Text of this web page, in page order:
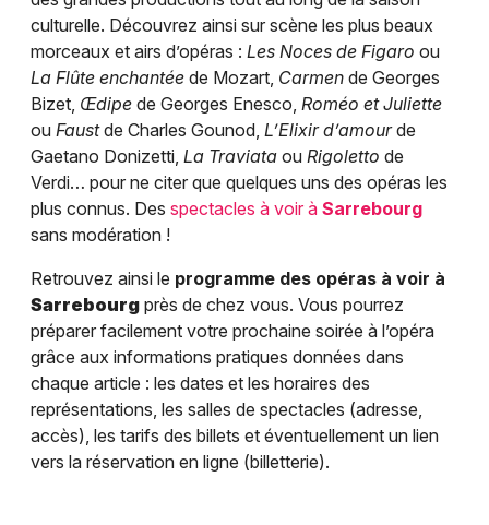
culturelle. Découvrez ainsi sur scène les plus beaux
morceaux et airs d’opéras : Les Noces de Figaro ou
La Flûte enchantée de Mozart, Carmen de Georges
Bizet, Œdipe de Georges Enesco, Roméo et Juliette
ou Faustde Charles Gounod, L’Elixir d’amourde
Gaetano Donizetti, La Traviata ou Rigoletto de
Verdi… pour ne citer que quelques uns des opéras les
plus connus. Des spectacles à voir à Sarrebourg
sans modération !
Retrouvez ainsi le programme des opéras à voir à
Sarrebourg près de chez vous. Vous pourrez
préparer facilement votre prochaine soirée à l’opéra
grâce aux informations pratiques données dans
chaque article : les dates et les horaires des
représentations, les salles de spectacles (adresse,
accès), les tarifs des billets et éventuellement un lien
vers la réservation en ligne (billetterie).